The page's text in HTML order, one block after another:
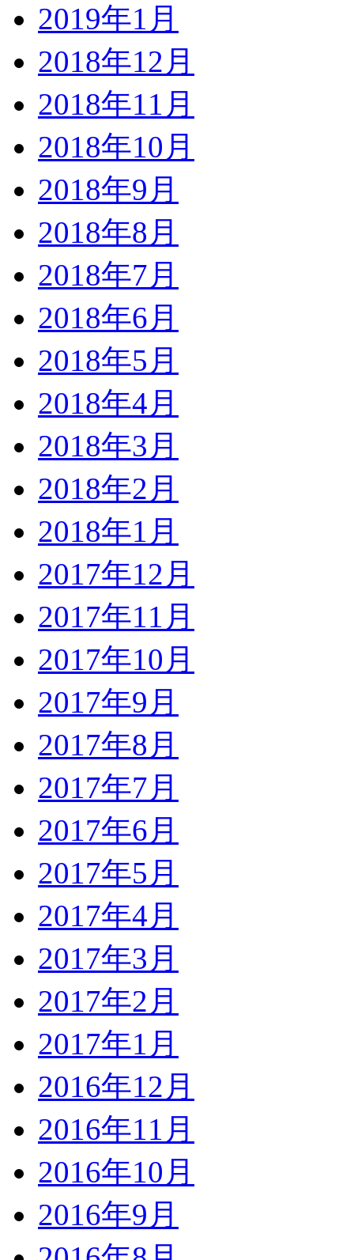
2019年1月
2018年12月
2018年11月
2018年10月
2018年9月
2018年8月
2018年7月
2018年6月
2018年5月
2018年4月
2018年3月
2018年2月
2018年1月
2017年12月
2017年11月
2017年10月
2017年9月
2017年8月
2017年7月
2017年6月
2017年5月
2017年4月
2017年3月
2017年2月
2017年1月
2016年12月
2016年11月
2016年10月
2016年9月